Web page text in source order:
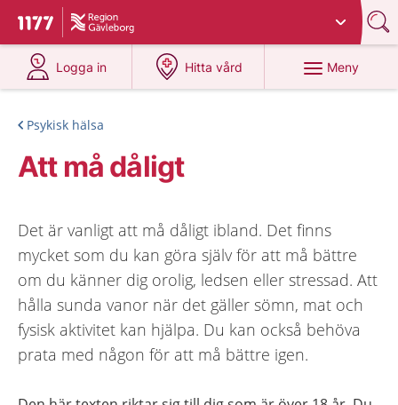
Till startsidan för 1177
Du har valt region
Logga in
på 1177.se
Hitta vård
på 1177.se
Meny
Psykisk hälsa
Att må dåligt
Det är vanligt att må dåligt ibland. Det finns
mycket som du kan göra själv för att må bättre
om du känner dig orolig, ledsen eller stressad. Att
hålla sunda vanor när det gäller sömn, mat och
fysisk aktivitet kan hjälpa. Du kan också behöva
prata med någon för att må bättre igen.